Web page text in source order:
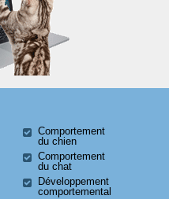
Comportement
du chien
Comportement
du chat
Développement
comportemental